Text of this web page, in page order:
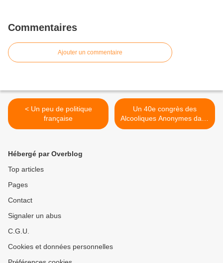
Commentaires
Ajouter un commentaire
< Un peu de politique
française
Un 40e congrès des
Alcooliques Anonymes dans
la région >
Hébergé par Overblog
Top articles
Pages
Contact
Signaler un abus
C.G.U.
Cookies et données personnelles